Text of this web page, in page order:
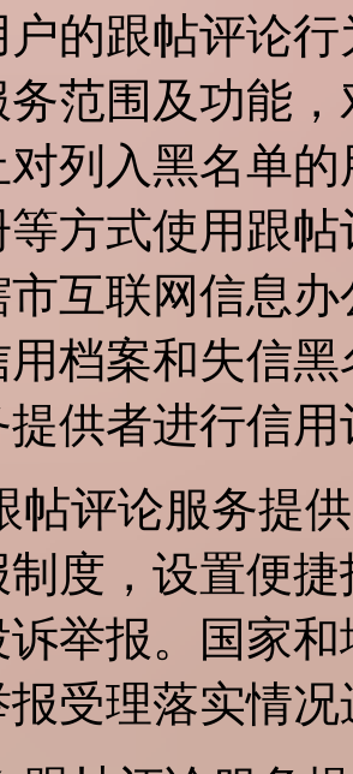
户的跟帖评论
范围及功能
列入黑名单
方式使用跟
市互联网信息
档案和失信
供者进行信用
帖评论服务提
度，设置便
举报。国家
受理落实情